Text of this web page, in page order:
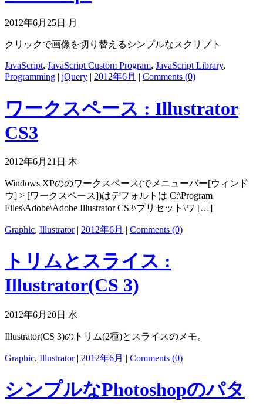
2012年6月25日 月
クリックで画像を切り替えるシンプルなスクリプト
JavaScript, JavaScript Custom Program, JavaScript Library,
Programming | jQuery | 2012年6月 | Comments (0)
ワークスペース : Illustrator
CS3
2012年6月21日 木
Windows XPののワークスペース(でメニューバー[ウィンド
ウ] > [ワークスペース])はデフォルトは C:\Program
Files\Adobe\Adobe Illustrator CS3\プリセット\ワ […]
Graphic, Illustrator| 2012年6月 | Comments (0)
トリムとスライス :
Illustrator(CS 3)
2012年6月20日 水
Illustrator(CS 3)のトリム(2種)とスライスのメモ。
Graphic, Illustrator| 2012年6月 | Comments (0)
シンプルなPhotoshopのパタ